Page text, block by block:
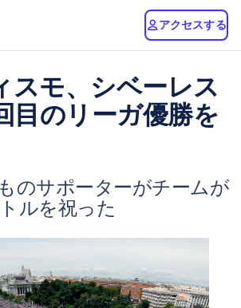
アクセスする
スモ、シベーレス
目のリーガ優勝を
のサポーターがチームが
ルを祝った